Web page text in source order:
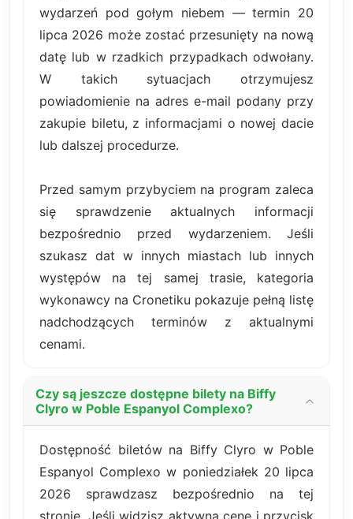
wydarzeń pod gołym niebem — termin 20
lipca 2026 może zostać przesunięty na nową
datę lub w rzadkich przypadkach odwołany.
W takich sytuacjach otrzymujesz
powiadomienie na adres e-mail podany przy
zakupie biletu, z informacjami o nowej dacie
lub dalszej procedurze.
Przed samym przybyciem na program zaleca
się sprawdzenie aktualnych informacji
bezpośrednio przed wydarzeniem. Jeśli
szukasz dat w innych miastach lub innych
występów na tej samej trasie, kategoria
wykonawcy na Cronetiku pokazuje pełną listę
nadchodzących terminów z aktualnymi
cenami.
Czy są jeszcze dostępne bilety na Biffy
Clyro w Poble Espanyol Complexo?
Dostępność biletów na Biffy Clyro w Poble
Espanyol Complexo w poniedziałek 20 lipca
2026 sprawdzasz bezpośrednio na tej